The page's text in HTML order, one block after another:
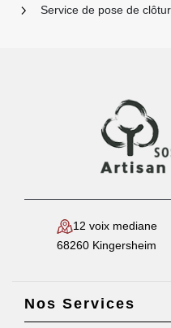
Service de pose de
12 voix mediane
68260 Kingersheim
Nos Services